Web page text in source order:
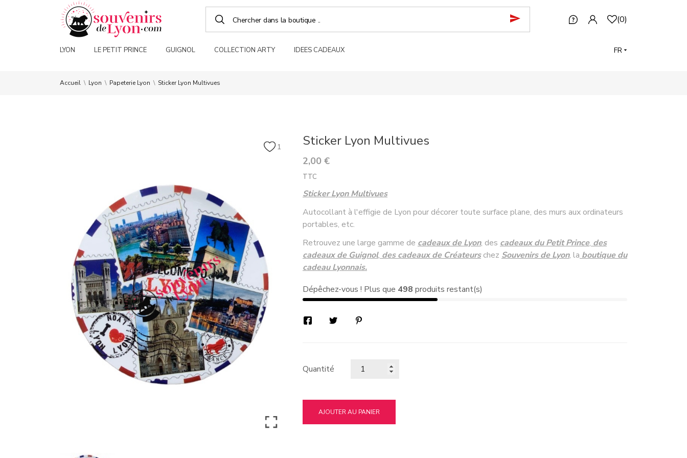
(0)
LYON LE PETIT PRINCE GUIGNOL COLLECTION ARTY IDEES CADEAUX FR
Accueil Lyon Papeterie Lyon Sticker Lyon Multivues
1 Sticker Lyon Multivues
2,00 €
TTC
Sticker Lyon Multivues
Autocollant à l'effigie de Lyon pour décorer toute surface plane, des murs aux ordinateurs
portables, etc.
Retrouvez une large gamme de cadeaux de Lyon, des cadeaux du Petit Prince, des
cadeaux de Guignol, des cadeaux de Créateurschez Souvenirs de Lyon, la boutique du
cadeau Lyonnais.
Dépêchez-vous ! Plus que 498 produits restant(s)
Quantité
AJOUTER AU PANIER